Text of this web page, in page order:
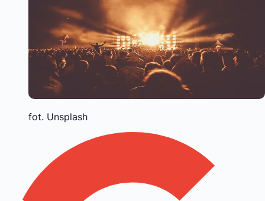
fot. Unsplash